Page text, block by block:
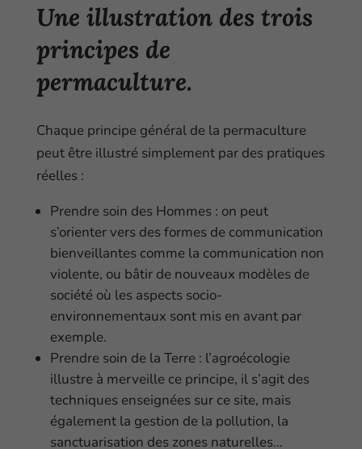
Une illustration des trois
principes de
permaculture.
Chaque principe général de la permaculture
peut être illustré simplement par des pratiques
réelles :
Prendre soin des Hommes : on peut
s’orienter vers des formes de communication
bienveillantes comme la communication non
violente, ou bâtir de nouveaux modèles de
société où les aspects socio-
environnementaux sont mis en avant par
exemple.
Prendre soin de la Terre : l’agroécologie
illustre à merveille ce principe, il s’agit des
techniques enseignées sur ce site, mais
également la gestion de la pollution, la
sanctuarisation des zones naturelles…